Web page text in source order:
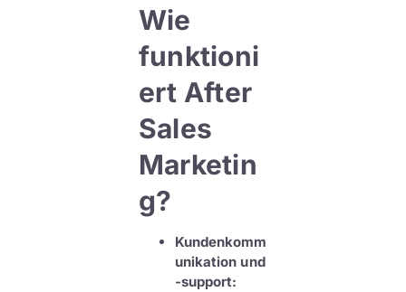
Wie
funktioni
ert After
Sales
Marketin
g?
Kundenkomm
unikation und
-support: